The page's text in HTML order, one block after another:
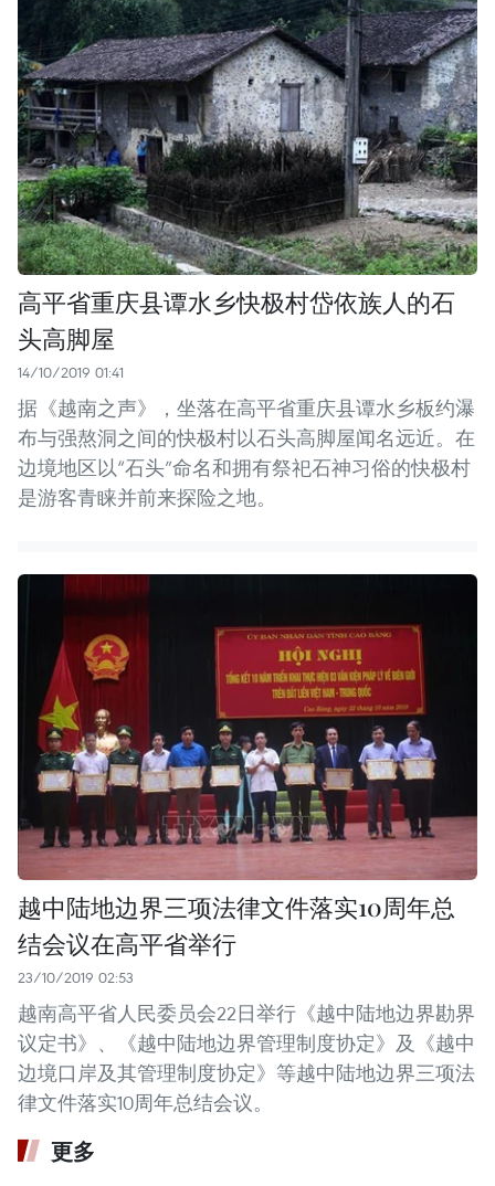
高平省重庆县谭水乡快极村岱依族人的石
头高脚屋
14/10/2019 01:41
据《越南之声》，坐落在高平省重庆县谭水乡板约瀑
布与强熬洞之间的快极村以石头高脚屋闻名远近。在
边境地区以“石头”命名和拥有祭祀石神习俗的快极村
是游客青睐并前来探险之地。
越中陆地边界三项法律文件落实10周年总
结会议在高平省举行
23/10/2019 02:53
越南高平省人民委员会22日举行《越中陆地边界勘界
议定书》、《越中陆地边界管理制度协定》及《越中
边境口岸及其管理制度协定》等越中陆地边界三项法
律文件落实10周年总结会议。
更多